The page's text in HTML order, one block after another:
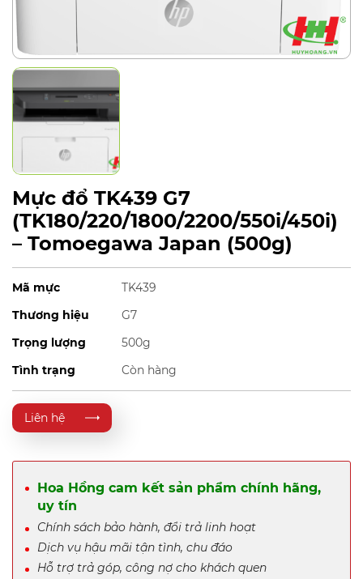
Mực đổ TK439 G7
(TK180/220/1800/2200/550i/450i)
– Tomoegawa Japan (500g)
Mã mực
TK439
Thương hiệu
G7
Trọng lượng
500g
Tình trạng
Còn hàng
Liên hệ
Hoa Hồng cam kết sản phẩm chính hãng,
uy tín
Chính sách bảo hành, đổi trả linh hoạt
Dịch vụ hậu mãi tận tình, chu đáo
Hỗ trợ trả góp, công nợ cho khách quen